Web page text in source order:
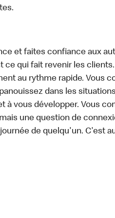
et faites confiance aux
ce qui fait revenir les
au rythme rapide. Vous
dans les
à vous développer. Vous
une question de
de quelqu'un. C'est